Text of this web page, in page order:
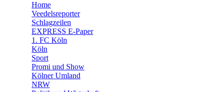
🛒 Shoppingwelt
Home
Veedelsreporter
Schlagzeilen
EXPRESS E-Paper
1. FC Köln
Köln
Sport
Promi und Show
Kölner Umland
NRW